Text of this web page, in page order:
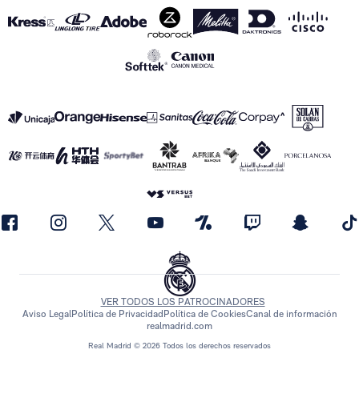
Real Madrid © 2026 Todos los derechos reservados
VER TODOS LOS PATROCINADORES
Aviso LegalPolítica de Privacidad Política de CookiesCanal de información
realmadrid.com